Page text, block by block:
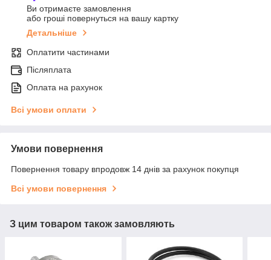
Ви отримаєте замовлення
або гроші повернуться на вашу картку
Детальніше
Оплатити частинами
Післяплата
Оплата на рахунок
Всі умови оплати
Умови повернення
Повернення товару впродовж 14 днів за рахунок покупця
Всі умови повернення
З цим товаром також замовляють